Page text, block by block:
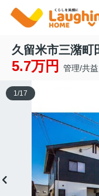
久留米市三潴町
5.7万円 管理/共
1 /17